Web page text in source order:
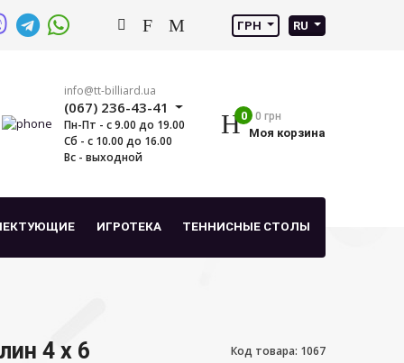
ГРН RU
info@tt-billiard.ua
(067) 236-43-41
Пн-Пт - с 9.00 до 19.00
Сб - с 10.00 до 16.00
Вс - выходной
0 0 грн
Моя корзина
ИГРОТЕКА ТЕННИСНЫЕ СТОЛЫ
4 х 6 Код товара: 1067